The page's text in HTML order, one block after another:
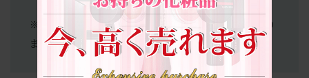
※当店は買取専門店となります。商品の販売は行っており
ません。